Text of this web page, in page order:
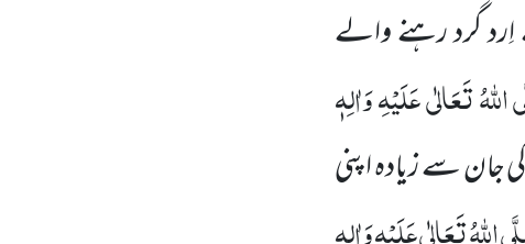
گرد رہنےوالے
تَعَالٰی عَلَیْہِ وَاٰلِہٖ
کی جان سے زیادہ اپنی
اللہُ تَعَالٰی عَلَیْہِ وَاٰلِہٖ